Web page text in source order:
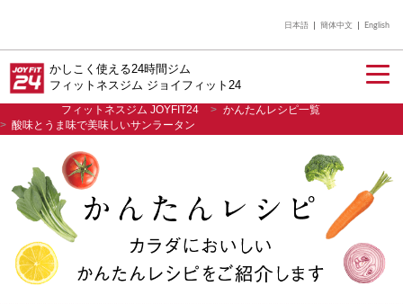
日本語 簡体中文 English
かしこく使える24時間ジム
フィットネスジム ジョイフィット24
入会のご案内
フィットネスジム JOYFIT24
かんたんレシピ一覧
酸味とうま味で美味しいサンラータン